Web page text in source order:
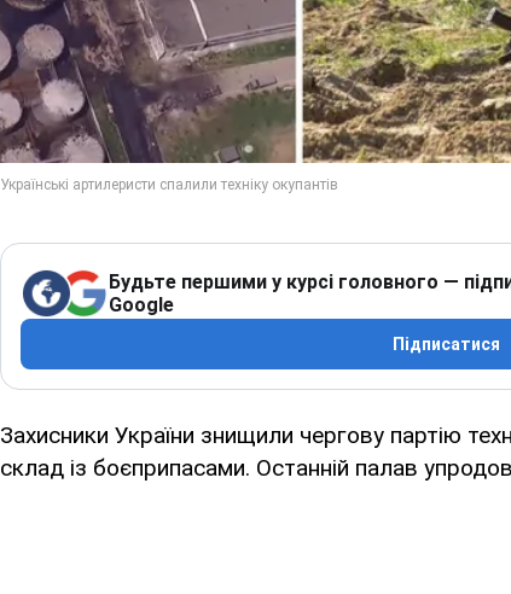
Будьте першими у курсі головного —
Google
Підписатися
Захисники України знищили чергову партію
склад із боєприпасами. Останній палав